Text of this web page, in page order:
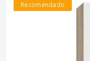
Recomendado